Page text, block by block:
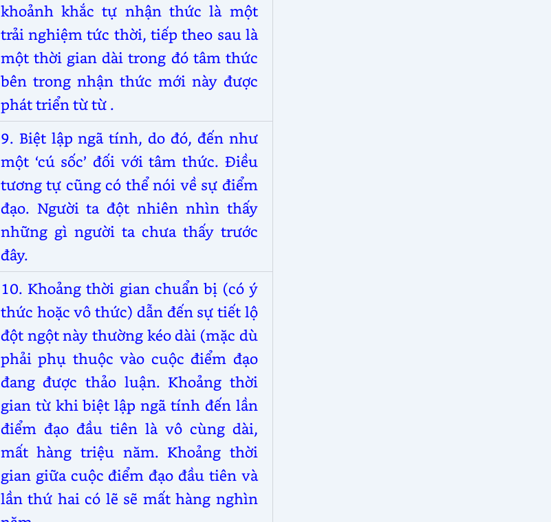
khoảnh khắc tự nhận thức là một
trải nghiệm tức thời, tiếp theo sau là
một thời gian dài trong đó tâm thức
bên trong nhận thức mới này được
phát triển từtừ .
9. Biệt lập ngã tính, do đó, đến như
một ‘cú sốc’ đối với tâm thức. Điều
tương tự cũng có thể nói về sự điểm
đạo. Người ta đột nhiên nhìn thấy
những gì người ta chưa thấy trước
đây.
10. Khoảng thời gian chuẩn bị (có ý
thức hoặc vô thức) dẫn đến sự tiết lộ
đột ngột này thường kéo dài (mặc dù
phải phụ thuộc vào cuộc điểm đạo
đang được thảo luận. Khoảng thời
gian từ khi biệt lập ngã tính đến lần
điểm đạo đầu tiên là vô cùng dài,
mất hàng triệu năm. Khoảng thời
gian giữa cuộc điểm đạo đầu tiên và
lần thứ hai có lẽ sẽ mất hàng nghìn